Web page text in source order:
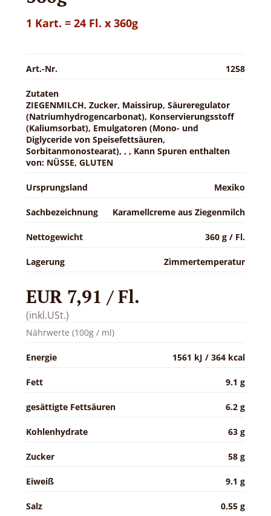
1 Kart. = 24 Fl. x 360g
Art.-Nr. 1258
Zutaten
ZIEGENMILCH, Zucker, Maissirup, Säureregulator
(Natriumhydrogencarbonat), Konservierungsstoff
(Kaliumsorbat), Emulgatoren (Mono- und
Diglyceride von Speisefettsäuren,
Sorbitanmonostearat), , , Kann Spuren enthalten
von: NÜSSE, GLUTEN
Ursprungsland Mexiko
Sachbezeichnung Karamellcreme aus Ziegenmilch
Nettogewicht 360 g / Fl.
Lagerung Zimmertemperatur
EUR 7,91 / Fl.
(inkl.USt.)
Nährwerte (100g / ml)
Energie 1561 kJ / 364 kcal
Fett 9.1 g
gesättigte Fettsäuren 6.2 g
Kohlenhydrate 63 g
Zucker 58 g
Eiweiß 9.1 g
Salz 0.55 g